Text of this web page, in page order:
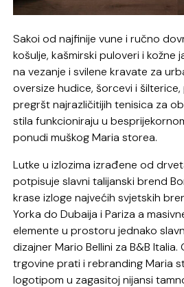
Sakoi od najfinije vune i ručno
košulje, kašmirski puloveri i kožne
na vezanje i svilene kravate za
oversize hudice, šorcevi i
pregršt najrazličitijih tenisica za
stila funkcioniraju u
ponudi muškog Maria storea.
Lutke u izlozima izrađene od
potpisuje slavni talijanski brend
krase izloge najvećih svjetskih
Yorka do Dubaija i Pariza a
elemente u prostoru jednako
dizajner Mario Bellini za B&B
trgovine prati i rebranding Maria
logotipom u zagasitoj nijansi